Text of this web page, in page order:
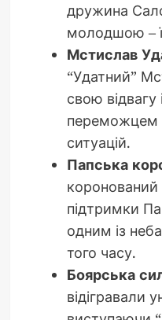
дружина
молодшою –
Мстислав
“Удатний”
свою відвагу
переможцем
ситуацій.
Папська
підтримки
одним із
того часу.
Боярська
відігравали